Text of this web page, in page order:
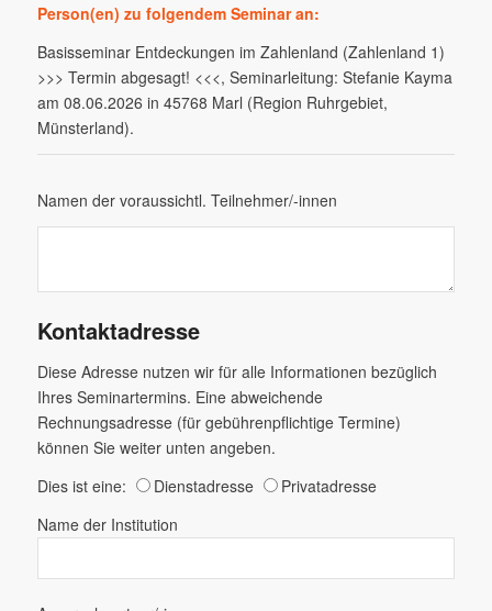
Person(en) zu folgendem Seminar an:
Basisseminar Entdeckungen im Zahlenland (Zahlenland 1)
>>> Termin abgesagt! <<<, Seminarleitung: Stefanie Kayma
am 08.06.2026 in 45768 Marl (Region Ruhrgebiet,
Münsterland).
Namen der voraussichtl. Teilnehmer/-innen
Kontaktadresse
Diese Adresse nutzen wir für alle Informationen bezüglich
Ihres Seminartermins. Eine abweichende
Rechnungsadresse (für gebührenpflichtige Termine)
können Sie weiter unten angeben.
Dies ist eine:
Dienstadresse
Privatadresse
Name der Institution